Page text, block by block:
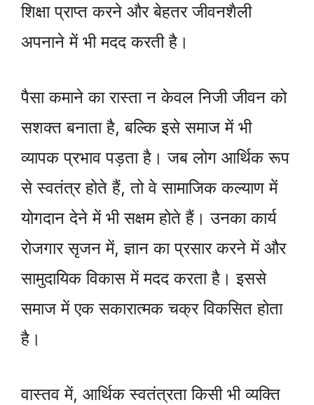
शिक्षा प्राप्त करने और बेहतर जीवनशैली
अपनाने में भी मदद करती है।
पैसा कमाने का रास्ता न केवल निजी जीवन को
सशक्त बनाता है, बल्कि इसे समाज में भी
व्यापक प्रभाव पड़ता है। जब लोग आर्थिक रूप
से स्वतंत्र होते हैं, तो वे सामाजिक कल्याण में
योगदान देने में भी सक्षम होते हैं। उनका कार्य
रोजगार सृजन में, ज्ञान का प्रसार करने में और
सामुदायिक विकास में मदद करता है। इससे
समाज में एक सकारात्मक चक्र विकसित होता
है।
वास्तव में, आर्थिक स्वतंत्रता किसी भी व्यक्ति